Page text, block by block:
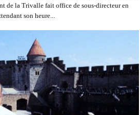
de la Trivalle fait office de sous-directeur en
son heure...